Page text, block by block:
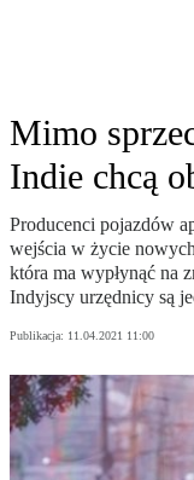
Mimo
Indie chcą
Producenci pojazdów
wejścia w życie
która ma wypłynąć na
Indyjscy urzędnicy są
Publikacja: 11.04.2021 11:00